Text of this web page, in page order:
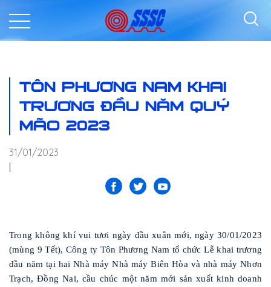
TÔN PHƯƠNG NAM KHAI
TRƯƠNG ĐẦU NĂM QUÝ
MÃO 2023
31/01/2023
Trong không khí vui tươi ngày đầu xuân mới, ngày 30/01/2023
(mùng 9 Tết), Công ty Tôn Phương Nam tổ chức Lễ khai trương
đầu năm tại hai Nhà máy Nhà máy Biên Hòa và nhà máy Nhơn
Trạch, Đồng Nai, cầu chúc một năm mới sản xuất kinh doanh